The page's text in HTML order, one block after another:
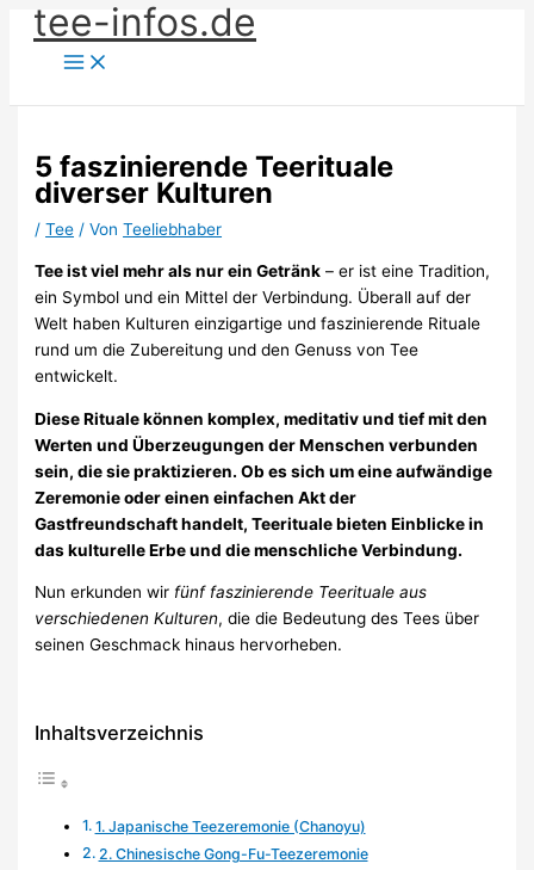
Zum
Inhalt
springen
tee-infos.de
5 faszinierende Teerituale
diverser Kulturen
/Tee / VonTeeliebhaber
Tee ist viel mehr als nur ein Getränk – er ist eine Tradition,
ein Symbol und ein Mittel der Verbindung. Überall auf der
Welt haben Kulturen einzigartige und faszinierende Rituale
rund um die Zubereitung und den Genuss von Tee
entwickelt.
Diese Rituale können komplex, meditativ und tief mit den
Werten und Überzeugungen der Menschen verbunden
sein, die sie praktizieren. Ob es sich um eine aufwändige
Zeremonie oder einen einfachen Akt der
Gastfreundschaft handelt, Teerituale bieten Einblicke in
das kulturelle Erbe und die menschliche Verbindung.
Nun erkunden wir fünf faszinierende Teerituale aus
verschiedenen Kulturen, die die Bedeutung des Tees über
seinen Geschmack hinaus hervorheben.
Inhaltsverzeichnis
1. Japanische Teezeremonie (Chanoyu)
2. Chinesische Gong-Fu-Teezeremonie